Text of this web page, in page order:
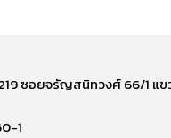
219 ซอยจรัญสนิทวงศ์ 66/1
1